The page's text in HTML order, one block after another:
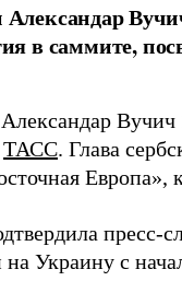
в саммите,
ТАСС. Глава
Европа»,
пресс-
Украину с